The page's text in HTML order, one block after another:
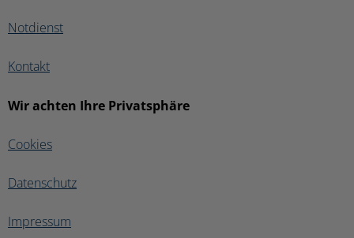
Notdienst
Kontakt
Wir achten Ihre Privatsphäre
Cookies
Datenschutz
Impressum